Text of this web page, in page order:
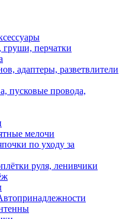
перчатки
адаптеры, разветвлители
пусковые провода,
мелочи
по уходу за
руля, ленивчики